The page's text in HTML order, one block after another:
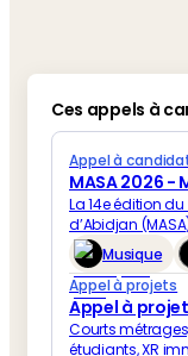
Ces appels à
Appel à
MASA 2026 -
La 14e édition
d’Abidjan
Musique
Appel à projets
Appel à
Courts
étudiants, XR